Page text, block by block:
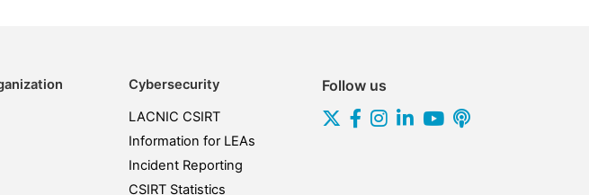
Cybersecurity
LACNIC CSIRT
Information for LEAs
Incident Reporting
CSIRT Statistics
Follow us